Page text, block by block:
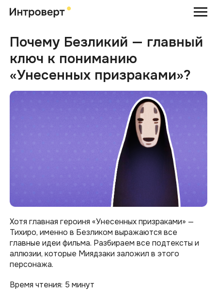
Почему Безликий — главный
ключ к пониманию
«Унесенных призраками»?
Хотя главная героиня «Унесенных призраками» —
Тихиро, именно в Безликом выражаются все
главные идеи фильма. Разбираем все подтексты и
аллюзии, которые Миядзаки заложил в этого
персонажа.
Время чтения: 5 минут